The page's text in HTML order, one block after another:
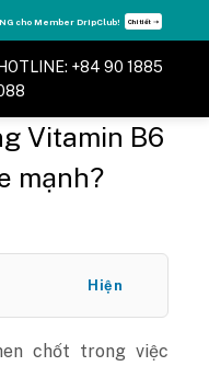
Drip Membership. Xem ngay ➝
HOTLINE: +84 90 1885
Vitamin B6
mạnh?
Hiện
chốt trong việc